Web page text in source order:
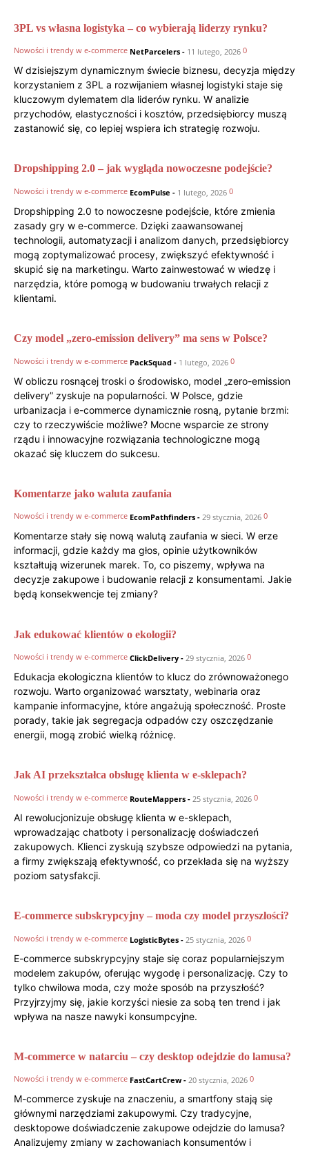
3PL vs własna logistyka – co wybierają liderzy rynku?
Nowości i trendy w e-commerce NetParcelers - 11 lutego, 2026 0
W dzisiejszym dynamicznym świecie biznesu, decyzja między
korzystaniem z 3PL a rozwijaniem własnej logistyki staje się
kluczowym dylematem dla liderów rynku. W analizie
przychodów, elastyczności i kosztów, przedsiębiorcy muszą
zastanowić się, co lepiej wspiera ich strategię rozwoju.
Dropshipping 2.0 – jak wygląda nowoczesne podejście?
Nowości i trendy w e-commerce EcomPulse - 1 lutego, 2026 0
Dropshipping 2.0 to nowoczesne podejście, które zmienia
zasady gry w e-commerce. Dzięki zaawansowanej
technologii, automatyzacji i analizom danych, przedsiębiorcy
mogą zoptymalizować procesy, zwiększyć efektywność i
skupić się na marketingu. Warto zainwestować w wiedzę i
narzędzia, które pomogą w budowaniu trwałych relacji z
klientami.
Czy model „zero-emission delivery” ma sens w Polsce?
Nowości i trendy w e-commerce PackSquad - 1 lutego, 2026 0
W obliczu rosnącej troski o środowisko, model „zero-emission
delivery” zyskuje na popularności. W Polsce, gdzie
urbanizacja i e-commerce dynamicznie rosną, pytanie brzmi:
czy to rzeczywiście możliwe? Mocne wsparcie ze strony
rządu i innowacyjne rozwiązania technologiczne mogą
okazać się kluczem do sukcesu.
Komentarze jako waluta zaufania
Nowości i trendy w e-commerce EcomPathfinders - 29 stycznia, 2026 0
Komentarze stały się nową walutą zaufania w sieci. W erze
informacji, gdzie każdy ma głos, opinie użytkowników
kształtują wizerunek marek. To, co piszemy, wpływa na
decyzje zakupowe i budowanie relacji z konsumentami. Jakie
będą konsekwencje tej zmiany?
Jak edukować klientów o ekologii?
Nowości i trendy w e-commerce ClickDelivery - 29 stycznia, 2026 0
Edukacja ekologiczna klientów to klucz do zrównoważonego
rozwoju. Warto organizować warsztaty, webinaria oraz
kampanie informacyjne, które angażują społeczność. Proste
porady, takie jak segregacja odpadów czy oszczędzanie
energii, mogą zrobić wielką różnicę.
Jak AI przekształca obsługę klienta w e-sklepach?
Nowości i trendy w e-commerce RouteMappers - 25 stycznia, 2026 0
AI rewolucjonizuje obsługę klienta w e-sklepach,
wprowadzając chatboty i personalizację doświadczeń
zakupowych. Klienci zyskują szybsze odpowiedzi na pytania,
a firmy zwiększają efektywność, co przekłada się na wyższy
poziom satysfakcji.
E-commerce subskrypcyjny – moda czy model przyszłości?
Nowości i trendy w e-commerce LogisticBytes - 25 stycznia, 2026 0
E-commerce subskrypcyjny staje się coraz popularniejszym
modelem zakupów, oferując wygodę i personalizację. Czy to
tylko chwilowa moda, czy może sposób na przyszłość?
Przyjrzyjmy się, jakie korzyści niesie za sobą ten trend i jak
wpływa na nasze nawyki konsumpcyjne.
M-commerce w natarciu – czy desktop odejdzie do lamusa?
Nowości i trendy w e-commerce FastCartCrew - 20 stycznia, 2026 0
M-commerce zyskuje na znaczeniu, a smartfony stają się
głównymi narzędziami zakupowymi. Czy tradycyjne,
desktopowe doświadczenie zakupowe odejdzie do lamusa?
Analizujemy zmiany w zachowaniach konsumentów i